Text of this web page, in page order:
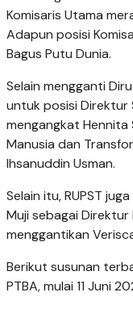
Komisaris Utama
Adapun posisi
Bagus Putu Dunia.
Selain mengganti
untuk posisi Direktur
mengangkat Hennita
Manusia dan
Ihsanuddin Usman.
Selain itu, RUPST
Muji sebagai Direktur
menggantikan
Berikut susunan
PTBA, mulai 11 Juni